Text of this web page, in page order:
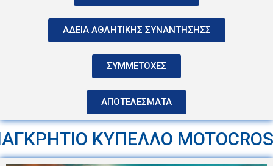
ΑΔΕΙΑ ΑΘΛΗΤΙΚΗΣ ΣΥΝΑΝΤΗΣΗΣΣ
ΣΥΜΜΕΤΟΧΕΣ
ΑΠΟΤΕΛΕΣΜΑΤΑ
ΚΥΠΕΛΛΟ